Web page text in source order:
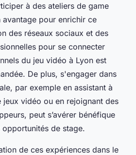
à des ateliers de game
pour enrichir ce
des réseaux sociaux et des
pour se connecter
du jeu vidéo à Lyon est
De plus, s'engager dans
par exemple en assistant à
jeux vidéo ou en rejoignant des
peut s’avérer bénéfique
de stage.
de ces expériences dans le